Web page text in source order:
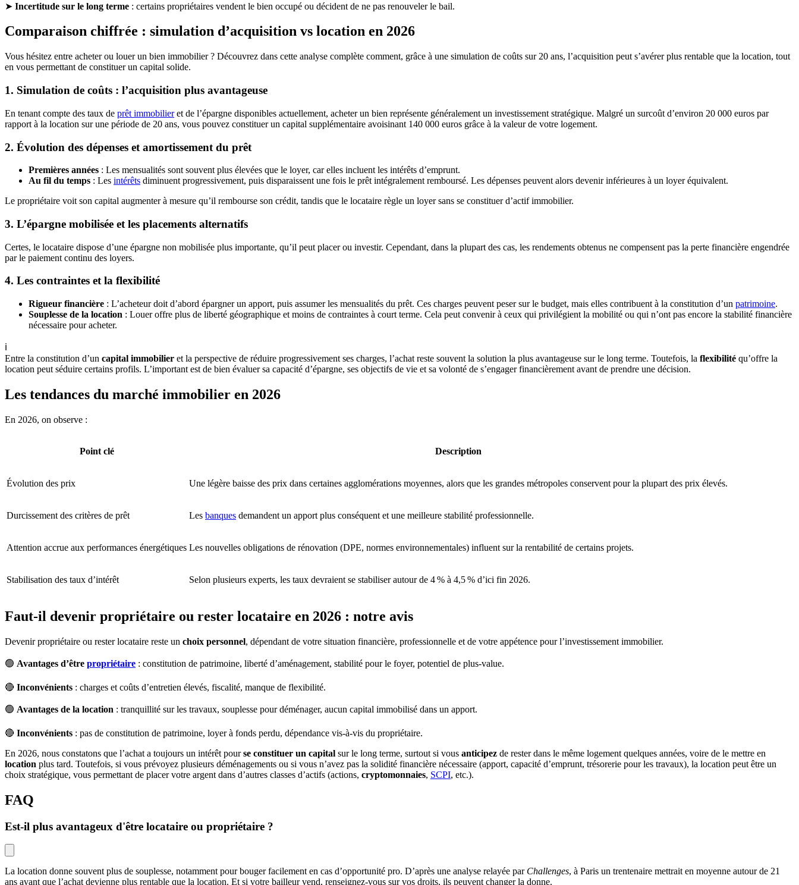
➤ Incertitude sur le long terme : certains propriétaires vendent le bien occupé ou décident de ne pas renouveler le bail.
Comparaison chiffrée : simulation d’acquisition vs location en 2026
Vous hésitez entre acheter ou louer un bien immobilier ? Découvrez dans cette analyse complète comment, grâce à une simulation de coûts sur 20 ans, l’acquisition peut s’avérer plus rentable que la location, tout
en vous permettant de constituer un capital solide.
1. Simulation de coûts : l’acquisition plus avantageuse
En tenant compte des taux de prêt immobilieret de l’épargne disponibles actuellement, acheter un bien représente généralement un investissement stratégique. Malgré un surcoût d’environ 20 000 euros par
rapport à la location sur une période de 20 ans, vous pouvez constituer un capital supplémentaire avoisinant 140 000 euros grâce à la valeur de votre logement.
2. Évolution des dépenses et amortissement du prêt
Premières années : Les mensualités sont souvent plus élevées que le loyer, car elles incluent les intérêts d’emprunt.
Au fil du temps : Les intérêts diminuent progressivement, puis disparaissent une fois le prêt intégralement remboursé. Les dépenses peuvent alors devenir inférieures à un loyer équivalent.
Le propriétaire voit son capital augmenter à mesure qu’il rembourse son crédit, tandis que le locataire règle un loyer sans se constituer d’actif immobilier.
3. L’épargne mobilisée et les placements alternatifs
Certes, le locataire dispose d’une épargne non mobilisée plus importante, qu’il peut placer ou investir. Cependant, dans la plupart des cas, les rendements obtenus ne compensent pas la perte financière engendrée
par le paiement continu des loyers.
4. Les contraintes et la flexibilité
Rigueur financière : L’acheteur doit d’abord épargner un apport, puis assumer les mensualités du prêt. Ces charges peuvent peser sur le budget, mais elles contribuent à la constitution d’un patrimoine.
Souplesse de la location : Louer offre plus de liberté géographique et moins de contraintes à court terme. Cela peut convenir à ceux qui privilégient la mobilité ou qui n’ont pas encore la stabilité financière
nécessaire pour acheter.
ℹ️
Entre la constitution d’un capital immobilier et la perspective de réduire progressivement ses charges, l’achat reste souvent la solution la plus avantageuse sur le long terme. Toutefois, la flexibilité qu’offre la
location peut séduire certains profils. L’important est de bien évaluer sa capacité d’épargne, ses objectifs de vie et sa volonté de s’engager financièrement avant de prendre une décision.
Les tendances du marché immobilier en 2026
En 2026, on observe :
Point clé Description
Évolution des prix Une légère baisse des prix dans certaines agglomérations moyennes, alors que les grandes métropoles conservent pour la plupart des prix élevés.
Durcissement des critères de prêt Les banques demandent un apport plus conséquent et une meilleure stabilité professionnelle.
Attention accrue aux performances énergétiques Les nouvelles obligations de rénovation (DPE, normes environnementales) influent sur la rentabilité de certains projets.
Stabilisation des taux d’intérêt Selon plusieurs experts, les taux devraient se stabiliser autour de 4 % à 4,5 % d’ici fin 2026.
Faut-il devenir propriétaire ou rester locataire en 2026 : notre avis
Devenir propriétaire ou rester locataire reste un choix personnel, dépendant de votre situation financière, professionnelle et de votre appétence pour l’investissement immobilier.
🟢 Avantages d’être propriétaire : constitution de patrimoine, liberté d’aménagement, stabilité pour le foyer, potentiel de plus-value.
🔴 Inconvénients : charges et coûts d’entretien élevés, fiscalité, manque de flexibilité.
🟢 Avantages de la location : tranquillité sur les travaux, souplesse pour déménager, aucun capital immobilisé dans un apport.
🔴 Inconvénients : pas de constitution de patrimoine, loyer à fonds perdu, dépendance vis-à-vis du propriétaire.
En 2026, nous constatons que l’achat a toujours un intérêt pourse constituer un capital sur le long terme, surtout si vous anticipez de rester dans le même logement quelques années, voire de le mettre en
location plus tard. Toutefois, si vous prévoyez plusieurs déménagements ou si vous n’avez pas la solidité financière nécessaire (apport, capacité d’emprunt, trésorerie pour les travaux), la location peut être un
choix stratégique, vous permettant de placer votre argent dans d’autres classes d’actifs (actions, cryptomonnaies, SCPI, etc.).
FAQ
Est-il plus avantageux d'être locataire ou propriétaire ?
La location donne souvent plus de souplesse, notamment pour bouger facilement en cas d’opportunité pro. D’après une analyse relayée par Challenges, à Paris un trentenaire mettrait en moyenne autour de 21
ans avant que l’achat devienne plus rentable que la location. Et si votre bailleur vend, renseignez-vous sur vos droits, ils peuvent changer la donne.